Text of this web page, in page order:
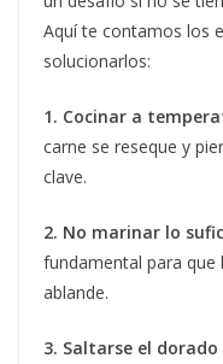
Aquí te contamos los
solucionarlos:
1. Cocinar a
carne se reseque y
clave.
2. No marinar lo
fundamental para que
ablande.
3. Saltarse el